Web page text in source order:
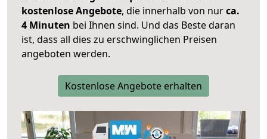
kostenlose Angebote, die innerhalb von nurca.
4 Minuten bei Ihnen sind. Und das Beste daran
ist, dass all dies zu erschwinglichen Preisen
angeboten werden.
Kostenlose Angebote erhalten